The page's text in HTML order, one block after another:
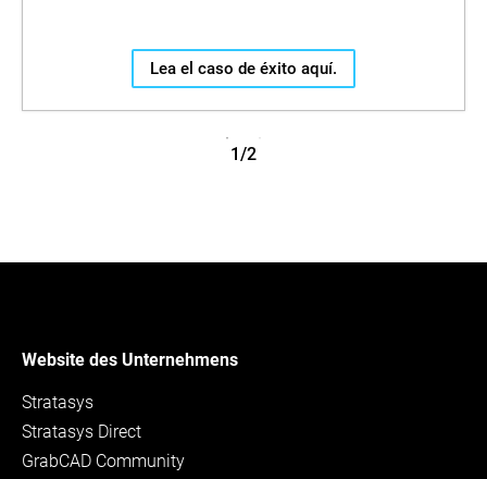
Lea el caso de éxito aquí.
1/2
Website des Unternehmens
Stratasys
Stratasys Direct
GrabCAD Community